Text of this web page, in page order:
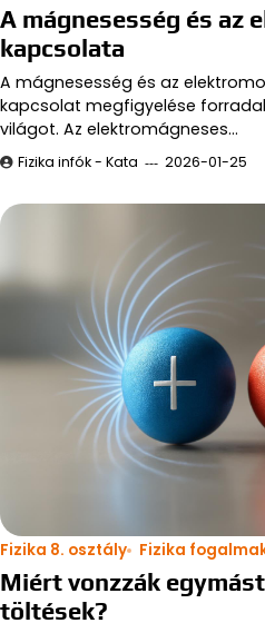
A mágnesesség és az
kapcsolata
A mágnesesség és az
kapcsolat megfigyelése
világot. Az elektromágneses…
Fizika infók - Kata 2026-01-25
Fizika 8. osztály Fizika
Miért vonzzák
töltések?